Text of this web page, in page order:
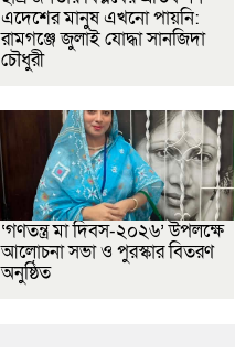
এদেশের মানুষ এখনো পায়নি:
রামগঞ্জে জুলাই যোদ্ধা সানজিদা
চৌধুরী
‘গণতন্ত্র মা দিবস-২০২৬’ উপলক্ষে
আলোচনা সভা ও পুরস্কার বিতরণ
অনুষ্ঠিত